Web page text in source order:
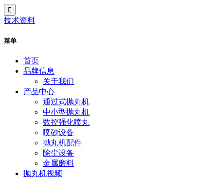
技术资料
菜单
首页
品牌信息
关于我们
产品中心
通过式抛丸机
中小型抛丸机
数控强化喷丸
喷砂设备
抛丸机配件
除尘设备
金属磨料
抛丸机视频